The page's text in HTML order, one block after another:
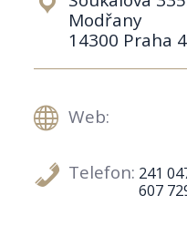
Modřany
14300 Praha
Web:
Telefon: 241
607